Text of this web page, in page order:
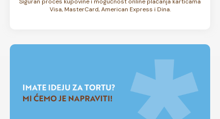
Visa, MasterCard, American Express i Dina.